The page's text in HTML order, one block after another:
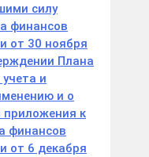
силу
финансов
от 30 ноября
Плана
и
и о
приложения к
финансов
от 6 декабря